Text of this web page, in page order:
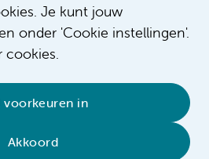
Je kunt jouw
onder 'Cookie instellingen'.
cookies.
voorkeuren in
Akkoord
• Sitemap